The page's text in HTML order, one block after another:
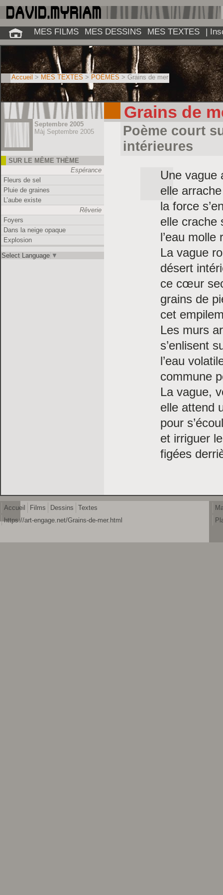
Septembre 2005
Màj Septembre 2005
SUR LE MÊME THÈME
Espérance
Fleurs de sel
Pluie de graines
L’aube existe
Rêverie
Foyers
Dans la neige opaque
Explosion
Select Language ▼
Grains de
Poème court
intérieures
Une vague
elle
la force
elle crache
l’eau
La vague
désert
ce cœur
grains de
cet
Les murs
s’enlisent
l’eau
commune
La vague,
elle attend
pour
et irriguer
figées
Accueil > MES TEXTES > POÈMES > Grains de mer
Accueil Films Dessins
Textes
https://art-engage.net/Grains-de-mer.html
MES FILMS MES DESSINS MES TEXTES |